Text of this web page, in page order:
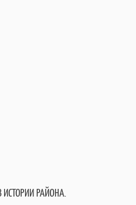
ИСТОРИИ РАЙОНА.